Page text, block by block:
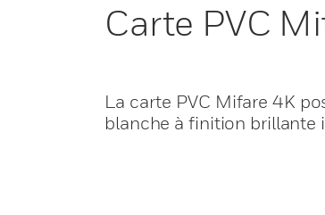
Carte PVC
La carte PVC Mifare 4K
blanche à finition brillante